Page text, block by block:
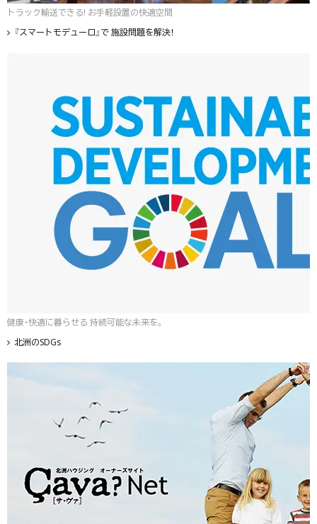
トラック輸送できる! お手軽設置の快適空間
『スマートモデューロ』で 施設問題を解決！
健康・快適に暮らせる 持続可能な未来を。
北洲のSDGs